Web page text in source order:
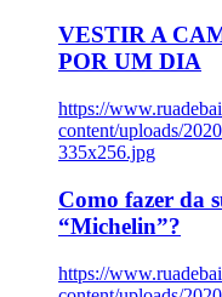
VESTIR A
POR UM DIA
https://
content/uploads/
335x256.jpg
Como fazer da
“Michelin”?
https://